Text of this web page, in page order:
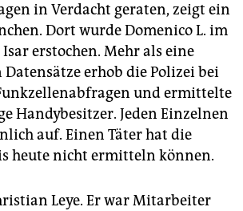
in Verdacht geraten, zeigt ein
Dort wurde Domenico L. im
erstochen. Mehr als eine
erhob die Polizei bei
und ermittelte
Handybesitzer. Jeden Einzelnen
auf. Einen Täter hat die
heute nicht ermitteln können.
Leye. Er war Mitarbeiter